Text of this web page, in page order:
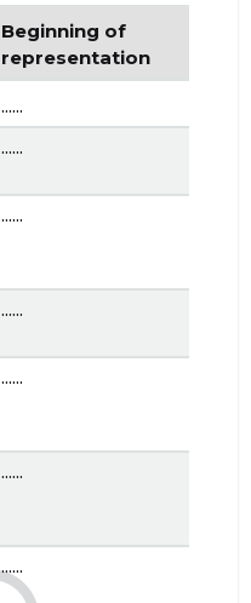
Beginning of
representation
......
......
......
......
......
......
......